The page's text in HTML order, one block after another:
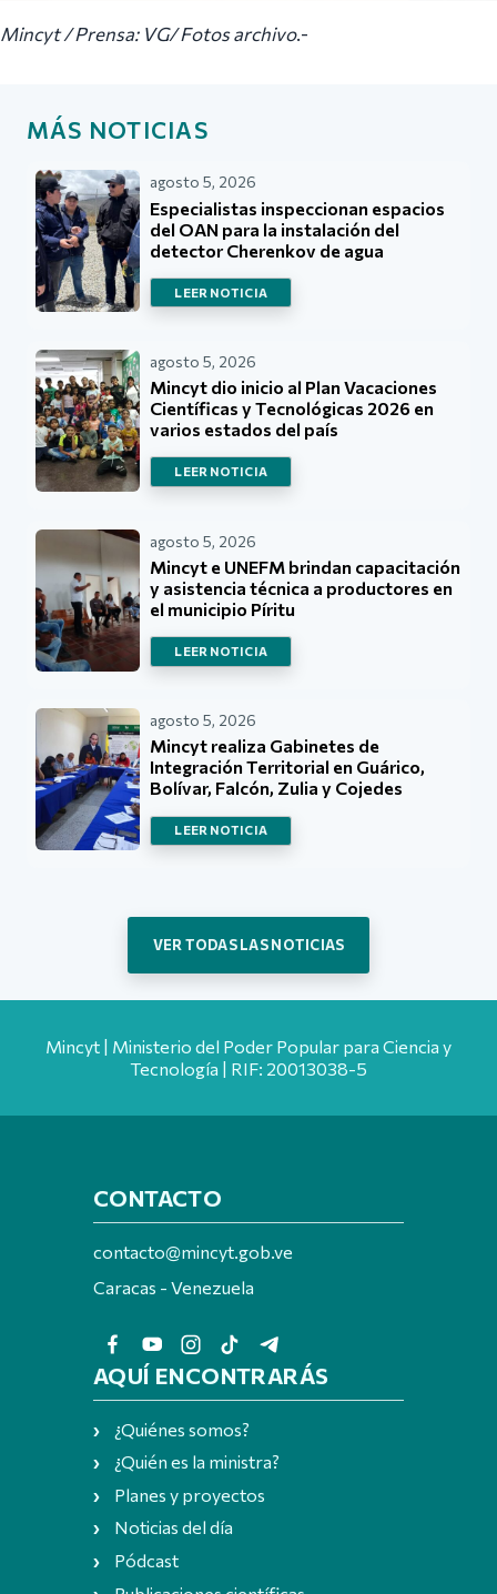
Mincyt / Prensa: VG/ Fotos archivo.-
MÁS NOTICIAS
agosto 5, 2026
Especialistas inspeccionan espacios
del OAN para la instalación del
detector Cherenkov de agua
LEER NOTICIA
agosto 5, 2026
Mincyt dio inicio al Plan Vacaciones
Científicas y Tecnológicas 2026 en
varios estados del país
LEER NOTICIA
agosto 5, 2026
Mincyt e UNEFM brindan capacitación
y asistencia técnica a productores en
el municipio Píritu
LEER NOTICIA
agosto 5, 2026
Mincyt realiza Gabinetes de
Integración Territorial en Guárico,
Bolívar, Falcón, Zulia y Cojedes
LEER NOTICIA
VER TODAS LAS NOTICIAS
Mincyt | Ministerio del Poder Popular para Ciencia y
Tecnología | RIF: 20013038-5
CONTACTO
contacto@mincyt.gob.ve
Caracas - Venezuela
AQUÍ ENCONTRARÁS
¿Quiénes somos?
¿Quién es la ministra?
Planes y proyectos
Noticias del día
Pódcast